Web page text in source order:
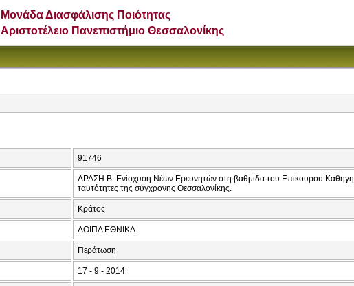
Μονάδα Διασφάλισης Ποιότητας
Αριστοτέλειο Πανεπιστήμιο Θεσσαλονίκης
91746
ΔΡΑΣΗ B: Ενίσχυση Νέων Ερευνητών στη βαθμίδα του Επίκουρου
ταυτότητες της σύγχρονης Θεσσαλονίκης.
Κράτος
ΛΟΙΠΑ ΕΘΝΙΚΑ
Περάτωση
17 - 9 - 2014